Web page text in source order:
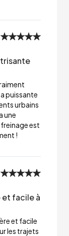
puissante
urbains
une
est
!
facile à
et facile
les trajets